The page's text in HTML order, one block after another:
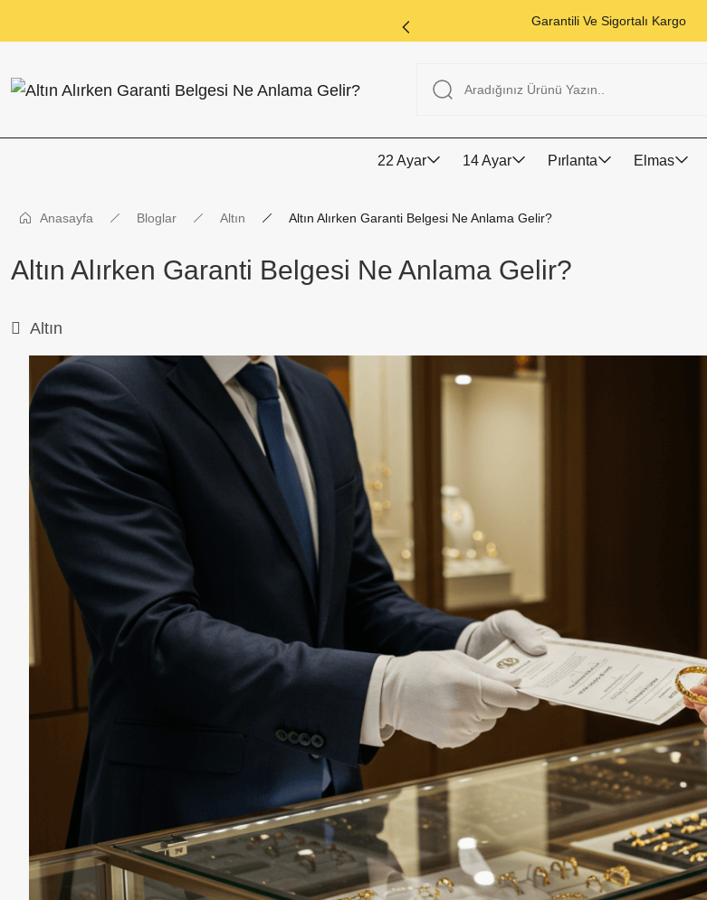
Garantili Ve Sigortalı Kargo
22 Ayar 14 Ayar Pırlanta Elmas
Anasayfa Bloglar Altın Altın Alırken Garanti Belgesi Ne Anlama Gelir?
Altın Alırken Garanti Belgesi Ne Anlama Gelir?
Altın